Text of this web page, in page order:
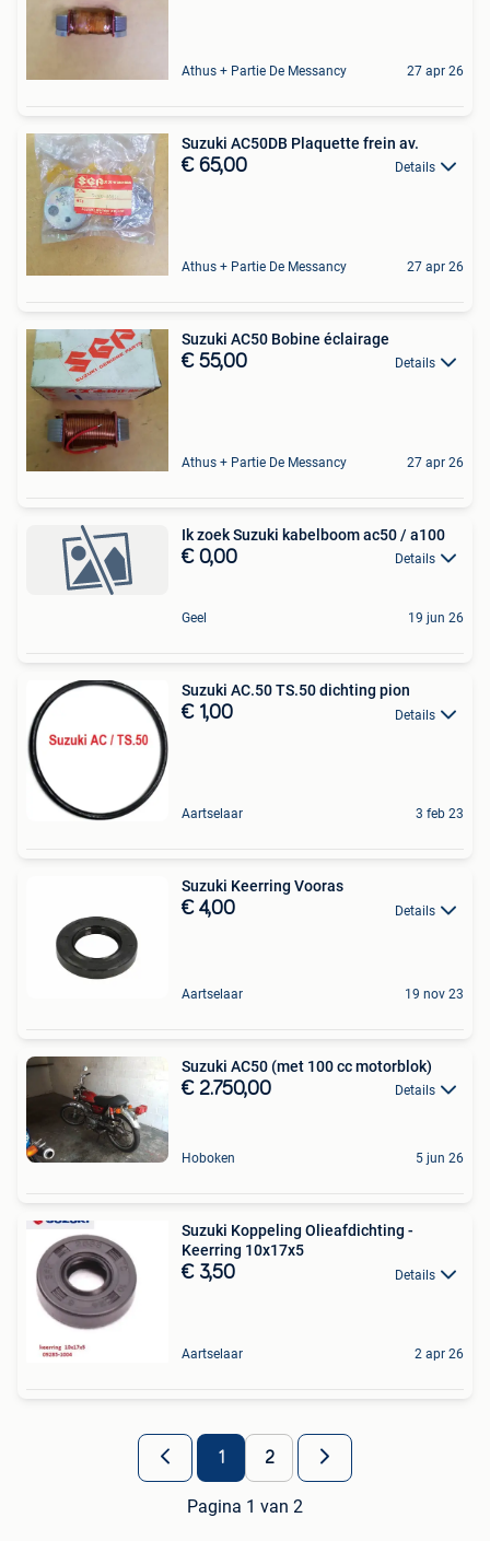
Athus + Partie De Messancy 27 apr 26
Suzuki AC50DB Plaquette frein av.
€ 65,00 Details
Athus + Partie De Messancy 27 apr 26
Suzuki AC50 Bobine éclairage
€ 55,00 Details
Athus + Partie De Messancy 27 apr 26
Ik zoek Suzuki kabelboom ac50 / a100
€ 0,00 Details
Geel 19 jun 26
Suzuki AC.50 TS.50 dichting pion
€ 1,00 Details
Aartselaar 3 feb 23
Suzuki Keerring Vooras
€ 4,00 Details
Aartselaar 19 nov 23
Suzuki AC50 (met 100 cc motorblok)
€ 2.750,00 Details
Hoboken 5 jun 26
Suzuki Koppeling Olieafdichting -
Keerring 10x17x5
€ 3,50 Details
Aartselaar 2 apr 26
1 2
Pagina 1 van 2